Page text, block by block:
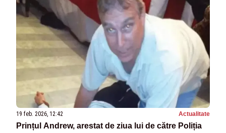
19 feb. 2026, 12:42 Actualitate
Prințul Andrew, arestat de ziua lui de către Poliția